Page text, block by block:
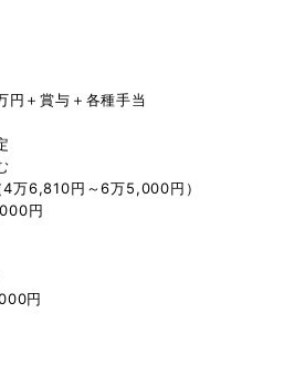
円＋賞与＋各種手当
4万6,810円～6万5,000円）
円
円